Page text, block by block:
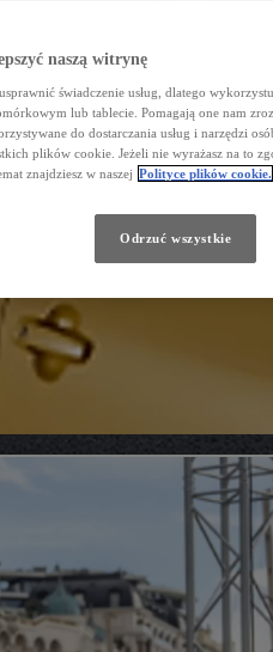
naszą witrynę
świadczenie usług, dlatego
lub tablecie. Pomagają one nam
do dostarczania usług i narzędzi
plików cookie. Jeżeli nie wyrażasz na to
znajdziesz w naszej Polityce plików cookie.
Odrzuć wszystkie